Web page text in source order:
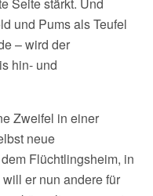
Seite stärkt. Und
und Pums als Teufel
– wird der
hin- und
Zweifel in einer
neue
Flüchtlingsheim, in
er nun andere für